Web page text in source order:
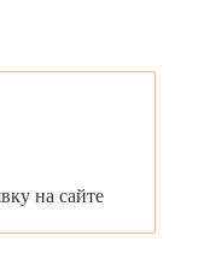
на сайте